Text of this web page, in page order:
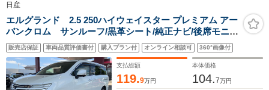
日産
エルグランド 2.5 250ハイウェイスター プレミアム アー
バンクロム サンルーフ/黒革シート/純正ナビ/後席モニタ
ー/アラウンドビューモニター/パワーバックドア/AFS付
LEDライトクルコン/ソナー/両側電動スライドドア/シート
ヒーター/シートメモリー/オットマン/ETC/AC100V電源
販売店保証 車両品質評価書付 購入プラン付 オンライン相談可 360°画像付
支払総額
119.9万円
本体価格
104.7万円